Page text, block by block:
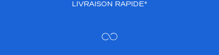
LIVRAISON RAPIDE*